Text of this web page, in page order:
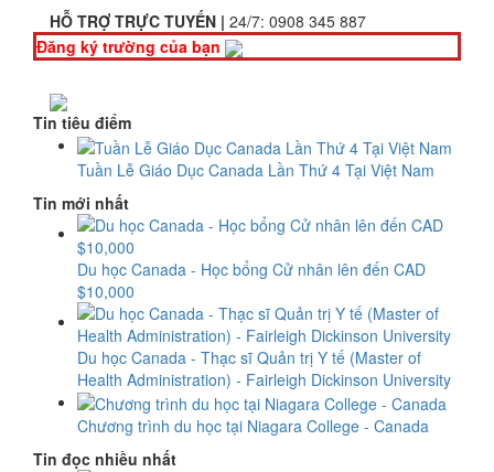
HỖ TRỢ TRỰC TUYẾN | 24/7: 0908 345 887
Đăng ký trường của bạn
Tin tiêu điểm
Tuần Lễ Giáo Dục Canada Lần Thứ 4 Tại Việt Nam
Tin mới nhất
Du học Canada - Học bổng Cử nhân lên đến CAD
$10,000
Du học Canada - Thạc sĩ Quản trị Y tế (Master of
Health Administration) - Fairleigh Dickinson University
Chương trình du học tại Niagara College - Canada
Tin đọc nhiều nhất